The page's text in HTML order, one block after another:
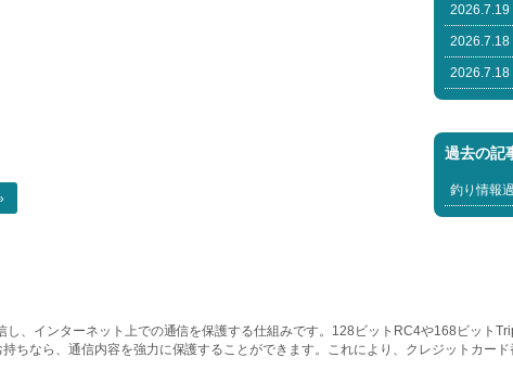
2026.7.19
2026.7.18
2026.7.18
過去の記
釣り情報
、インターネット上での通信を保護する仕組みです。128ビットRC4や168ビット
なら、通信内容を強力に保護することができます。これにより、クレジットカー